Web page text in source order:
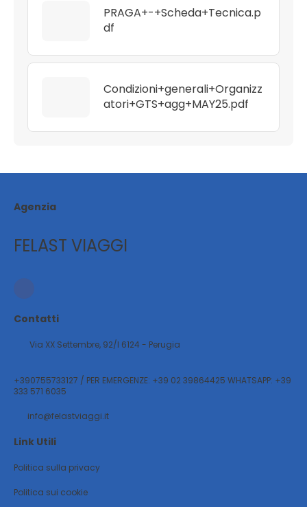
PRAGA+-+Scheda+Tecnica.p
df
Condizioni+generali+Organizz
atori+GTS+agg+MAY25.pdf
Agenzia
FELAST VIAGGI
Contatti
Via XX Settembre, 92/l 6124 - Perugia
+390755733127 / PER EMERGENZE: +39 02 39864425 WHATSAPP: +39
333 571 6035
info@felastviaggi.it
Link Utili
Politica sulla privacy
Politica sui cookie